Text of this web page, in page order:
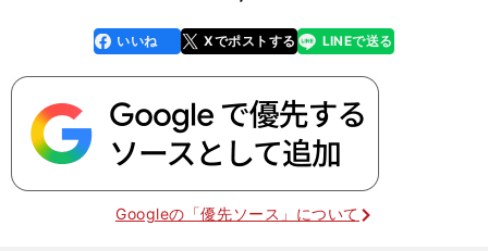
faceboo
k
いいね Xでポストする
line LINEで送る
Googleの「優先ソース」について